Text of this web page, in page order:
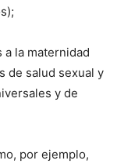
a la maternidad
de salud sexual y
y de
por ejemplo,